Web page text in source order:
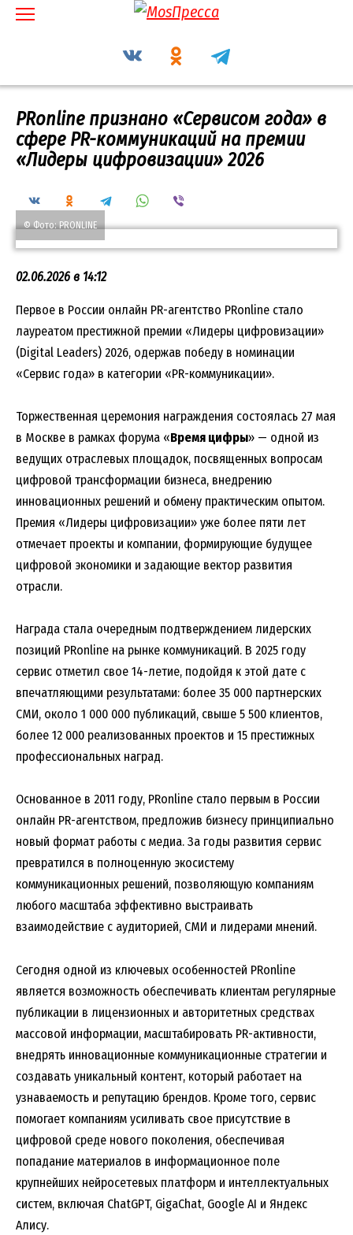
Перейти
PRonline признано «Сервисом года» в
сфере PR-коммуникаций на премии
«Лидеры цифровизации» 2026
© Фото: PRONLINE
02.06.2026 в 14:12
Первое в России онлайн PR-агентство PRonline стало
лауреатом престижной премии «Лидеры цифровизации»
(Digital Leaders) 2026, одержав победу в номинации
«Сервис года» в категории «PR-коммуникации».
Торжественная церемония награждения состоялась 27 мая
в Москве в рамках форума «Время цифры» — одной из
ведущих отраслевых площадок, посвященных вопросам
цифровой трансформации бизнеса, внедрению
инновационных решений и обмену практическим опытом.
Премия «Лидеры цифровизации» уже более пяти лет
отмечает проекты и компании, формирующие будущее
цифровой экономики и задающие вектор развития
отрасли.
Награда стала очередным подтверждением лидерских
позиций PRonline на рынке коммуникаций. В 2025 году
сервис отметил свое 14-летие, подойдя к этой дате с
впечатляющими результатами: более 35 000 партнерских
СМИ, около 1 000 000 публикаций, свыше 5 500 клиентов,
более 12 000 реализованных проектов и 15 престижных
профессиональных наград.
Основанное в 2011 году, PRonline стало первым в России
онлайн PR-агентством, предложив бизнесу принципиально
новый формат работы с медиа. За годы развития сервис
превратился в полноценную экосистему
коммуникационных решений, позволяющую компаниям
любого масштаба эффективно выстраивать
взаимодействие с аудиторией, СМИ и лидерами мнений.
Сегодня одной из ключевых особенностей PRonline
является возможность обеспечивать клиентам регулярные
публикации в лицензионных и авторитетных средствах
массовой информации, масштабировать PR-активности,
внедрять инновационные коммуникационные стратегии и
создавать уникальный контент, который работает на
узнаваемость и репутацию брендов. Кроме того, сервис
помогает компаниям усиливать свое присутствие в
цифровой среде нового поколения, обеспечивая
попадание материалов в информационное поле
крупнейших нейросетевых платформ и интеллектуальных
систем, включая ChatGPT, GigaChat, Google AI и Яндекс
Алису.